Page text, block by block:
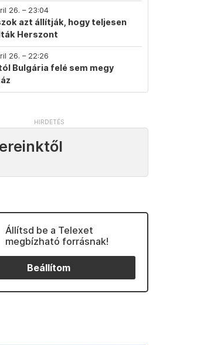
26. – 23:04
azt állítják, hogy teljesen
Herszont
26. – 22:26
Bulgária felé sem megy
Állítsd be a Telexet
megbízható forrásnak!
Beállítom